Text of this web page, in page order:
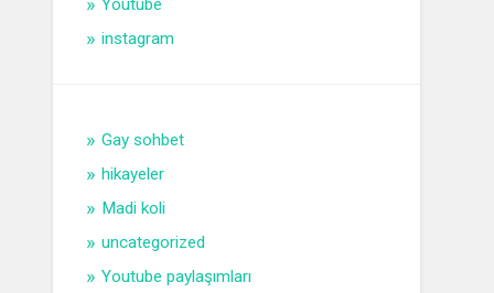
Youtube
instagram
Gay sohbet
hikayeler
Madi koli
uncategorized
Youtube paylaşımları